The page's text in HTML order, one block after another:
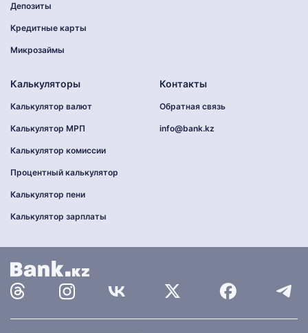
Депозиты
Кредитные карты
Микрозаймы
Калькуляторы
Калькулятор валют
Калькулятор МРП
Калькулятор комиссии
Процентный калькулятор
Калькулятор пени
Калькулятор зарплаты
Контакты
Обратная связь
info@bank.kz